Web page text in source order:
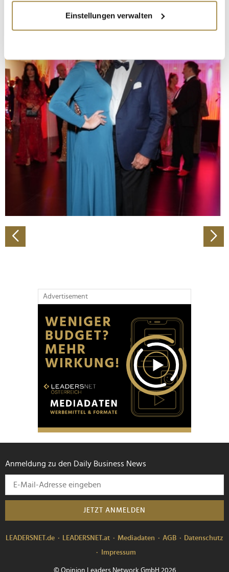
Informationen über Ihre geografische Lage
erfassen, welche bis auf einige Meter genau sein
bestimmten Merkmalen (Fingerprinting) identifizieren
Erfahren Sie mehr darüber, wie Ihre persönlichen Daten
verarbeitet werden, und legen Sie Ihre Präferenzen im
Abschnitt Einzelheitenfest.
Wir verwenden Cookies, um Inhalte und Anzeigen zu
personalisieren, Funktionen für soziale Medien anbieten
zu können und die Zugriffe auf unsere Website zu
analysieren. Außerdem geben wir Informationen zu Ihrer
Verwendung unserer Website an unsere Partner für
haben oder die sie im Rahmen Ihrer Nutzung der Dienste
gesammelt haben.
Einstellungen verwalten
Advertisement
Anmeldung zu den Daily Business News
JETZT ANMELDEN
LEADERSNET.de LEADERSNET.at Mediadaten AGB
Datenschutz
Impressum